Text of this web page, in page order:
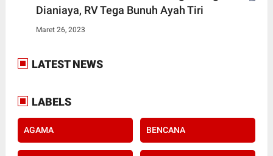
Dianiaya, RV Tega Bunuh Ayah Tiri
Maret 26, 2023
LATEST NEWS
LABELS
AGAMA BENCANA